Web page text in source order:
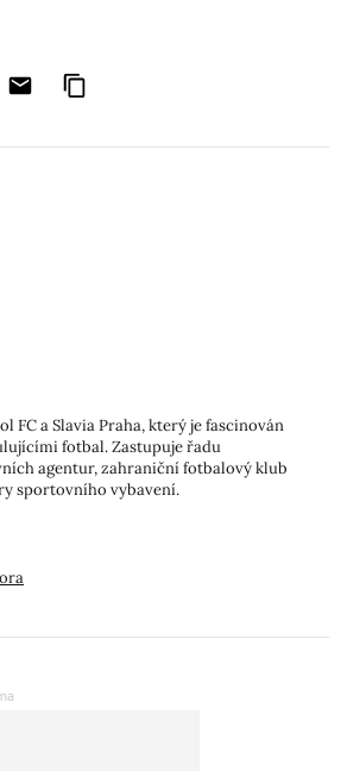
FC a Slavia Praha, který je fascinován
fotbal. Zastupuje řadu
agentur, zahraniční fotbalový klub
sportovního vybavení.